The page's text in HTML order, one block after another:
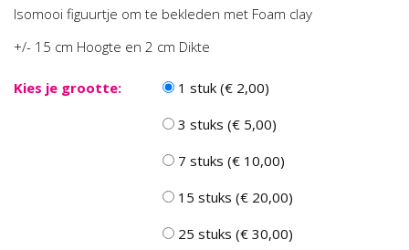
Isomooi figuurtje om te bekleden met Foam clay
+/- 15 cm Hoogte en 2 cm Dikte
Kies je grootte:
1 stuk (€ 2,00)
3 stuks (€ 5,00)
7 stuks (€ 10,00)
15 stuks (€ 20,00)
25 stuks (€ 30,00)